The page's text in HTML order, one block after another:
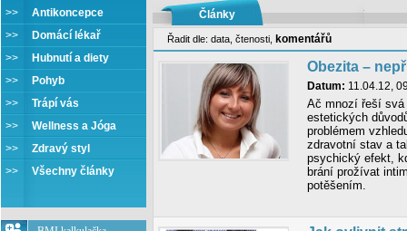
>>
Antikoncepce
>>
Domácí lékař
>>
Hubnutí a diety
>>
Pohyb
>>
Trápí vás
>>
Wellness a Jóga
>>
Zdravý styl
>> Všechny články
Články
Řadit dle: data čtenosti komentářů
Obezita –
Datum: 11.04.12,
Ač mnozí řeší svá
estetických
problémem
zdravotní stav a
psychický efekt,
brání prožívat
potěšením.